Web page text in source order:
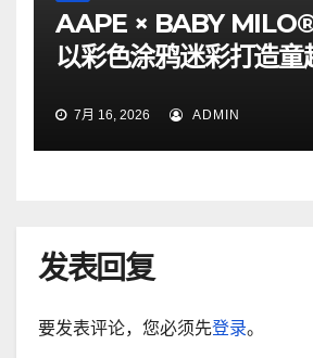
AAPE × BABY
以彩色涂鸦迷彩打造童
7月 16, 2026 ADMIN
发表回复
要发表评论，您必须先登录。